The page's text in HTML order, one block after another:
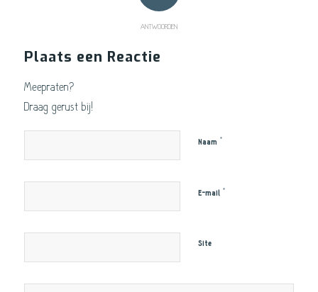
ANTWOORDEN
Plaats een Reactie
Meepraten?
Draag gerust bij!
Naam *
E-mail *
Site